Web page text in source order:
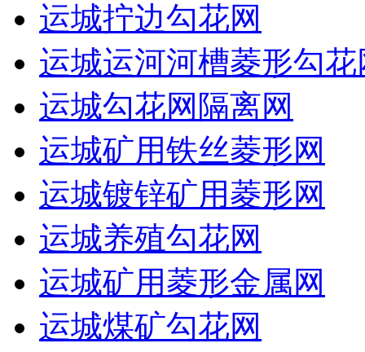
运城拧边勾花网
运城运河河槽菱形勾花
运城勾花网隔离网
运城矿用铁丝菱形网
运城镀锌矿用菱形网
运城养殖勾花网
运城矿用菱形金属网
运城煤矿勾花网